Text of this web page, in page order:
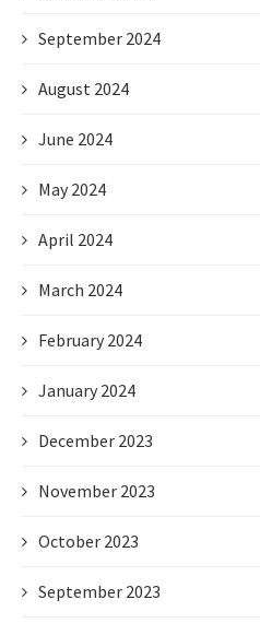
September 2024
August 2024
June 2024
May 2024
April 2024
March 2024
February 2024
January 2024
December 2023
November 2023
October 2023
September 2023